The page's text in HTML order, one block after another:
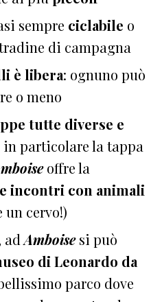
sempre ciclabile o
di campagna
è libera: ognuno può
o meno
tutte diverse e
in particolare la tappa
offre la
incontri con animali
un cervo!)
adAmboisesi può
di Leonardo da
parco dove